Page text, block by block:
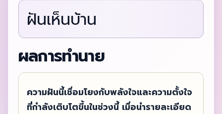
ฝันเห็นบ้าน
ผลการทำนาย
ความฝันนี้เชื่อมโยงกับพลังใจและความตั้งใจ
ที่กำลังเติบโตขึ้นในช่วงนี้ เมื่อนำรายละเอียด